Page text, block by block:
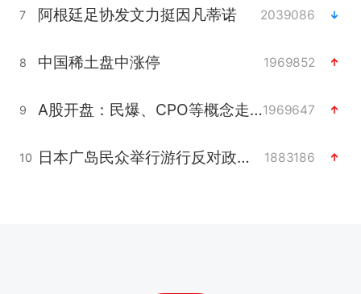
7 阿根廷足协发文力挺因凡蒂诺 2039086
8 中国稀土盘中涨停 1969852
9 A股开盘：民爆、CPO等概念走强1969647
10 日本广岛民众举行游行反对政府行径 1883186